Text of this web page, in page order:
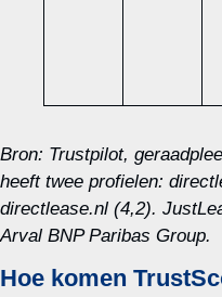
Bron: Trustpilot,
heeft twee profielen:
directlease.nl (4,2).
Arval BNP Paribas Group.
Hoe komen